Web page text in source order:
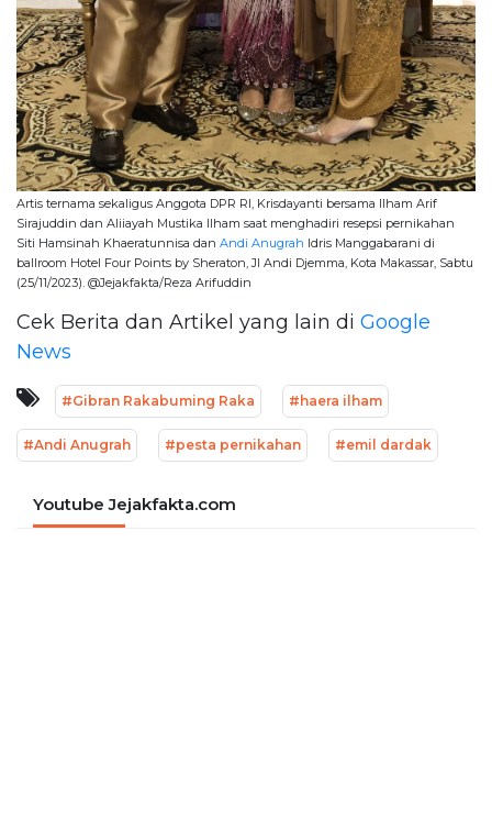
Artis ternama sekaligus Anggota DPR RI, Krisdayanti bersama Ilham Arif
Sirajuddin dan Aliiayah Mustika Ilham saat menghadiri resepsi pernikahan
Siti Hamsinah Khaeratunnisa dan Andi Anugrah Idris Manggabarani di
ballroom Hotel Four Points by Sheraton, Jl Andi Djemma, Kota Makassar, Sabtu
(25/11/2023). @Jejakfakta/Reza Arifuddin
Cek Berita dan Artikel yang lain di Google
News
#Gibran Rakabuming Raka #haera ilham
#Andi Anugrah #pesta pernikahan #emil dardak
Youtube Jejakfakta.com